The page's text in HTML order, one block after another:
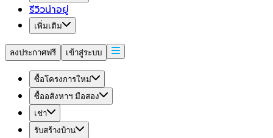
รีวิวน่าอยู่
เพิ่มเติม
ลงประกาศฟรี เข้าสู่ระบบ
ซื้อโครงการใหม่
ซื้ออสังหาฯ มือสอง
เช่า
รับสร้างบ้าน